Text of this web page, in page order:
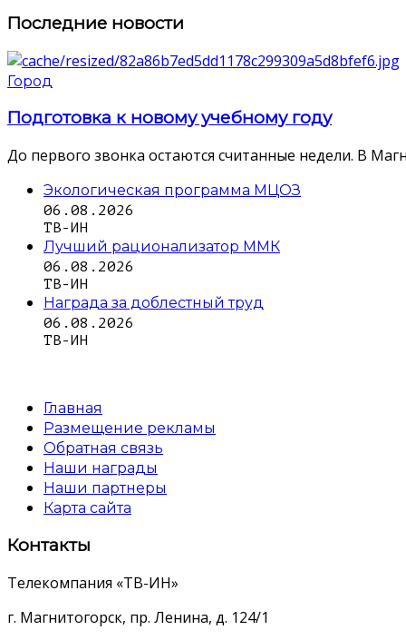
Последние новости
Город
Подготовка к новому учебному году
До первого звонка остаются считанные недели. В
Экологическая программа МЦОЗ
06.08.2026
ТВ-ИН
Лучший рационализатор ММК
06.08.2026
ТВ-ИН
Награда за доблестный труд
06.08.2026
ТВ-ИН
Главная
Размещение рекламы
Обратная связь
Наши награды
Наши партнеры
Карта сайта
Контакты
Телекомпания «ТВ-ИН»
г. Магнитогорск, пр. Ленина, д. 124/1